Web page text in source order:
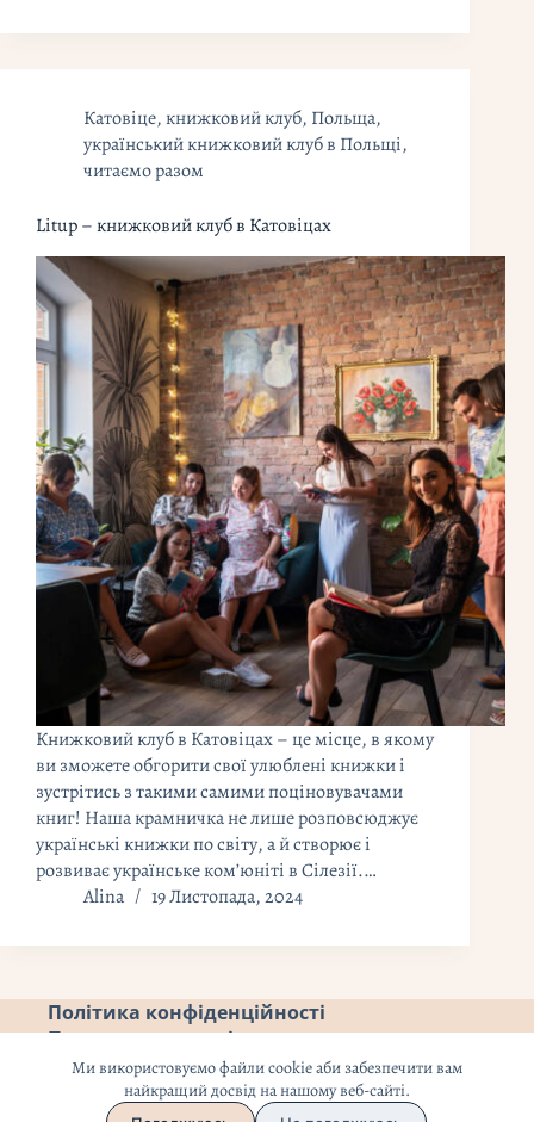
Ми використовуємо файли cookie аби забезпечити вам
найкращий досвід на нашому веб-сайті.
Катовіце,книжковий клуб, Польща,
український книжковий клуб в Польщі,
читаємо разом
Litup – книжковий клуб в Катовіцах
Книжковий клуб в Катовіцах – це місце, в якому
ви зможете обгорити свої улюблені книжки і
зустрітись з такими самими поціновувачами
книг! Наша крамничка не лише розповсюджує
українські книжки по світу, а й створює і
розвиває українське ком’юніті в Сілезії.…
Alina
19 Листопада, 2024
Політика конфіденційності
Повернення коштів